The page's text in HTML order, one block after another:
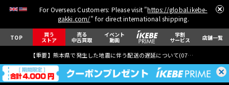
For Overseas Customers: Please visit "https://global.ikebe-
gakki.com/" for direct international shipping.
TOP 買う
ストア
売る
中古買取
イベント
動画
学割
サービス 店舗一覧
【重要】熊本県で発生した地震に伴う配送の遅延について(07月29日